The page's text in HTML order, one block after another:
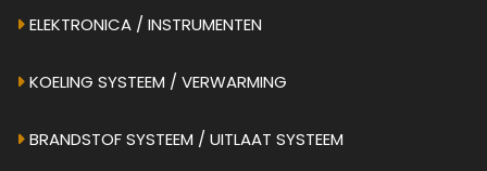
ELEKTRONICA / INSTRUMENTEN
KOELING SYSTEEM / VERWARMING
BRANDSTOF SYSTEEM / UITLAAT SYSTEEM